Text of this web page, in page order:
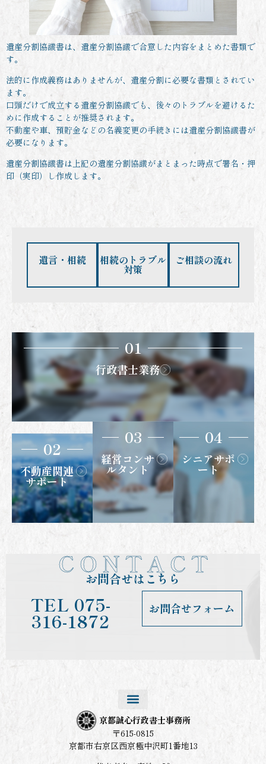
遺産分割協議書は、遺産分割協議で合意した内容をまとめた書類で
す。
法的に作成義務はありませんが、遺産分割に必要な書類とされてい
ます。
口頭だけで成立する遺産分割協議でも、後々のトラブルを避けるた
めに作成することが推奨されます。
不動産や車、預貯金などの名義変更の手続きには遺産分割協議書が
必要になります。
遺産分割協議書は上記の遺産分割協議がまとまった時点で署名・押
印（実印）し作成します。
遺言・相続
相続のトラブル
対策
ご相談の流れ
01
行政書士業務
02
不動産関連
サポート
03
経営コンサ
ルタント
04
シニアサポ
ート
C O N T A C T
お問合せはこちら
TEL 075-
316-1872
お問合せフォーム
京都誠心行政書士事務所
〒615-0815
京都市右京区西京極中沢町1番地13